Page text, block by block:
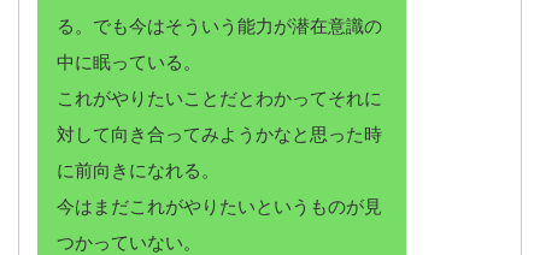
る。でも今はそういう能力が潜在意識の
中に眠っている。
これがやりたいことだとわかってそれに
対して向き合ってみようかなと思った時
に前向きになれる。
今はまだこれがやりたいというものが見
つかっていない。